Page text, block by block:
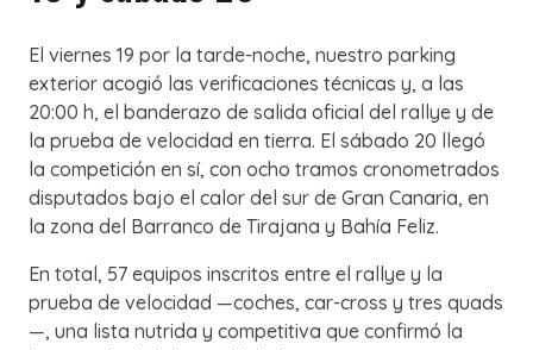
El viernes 19 por la tarde-noche, nuestro parking
exterior acogió las verificaciones técnicas y, a las
20:00 h, el banderazo de salida oficial del rallye y de
la prueba de velocidad en tierra. El sábado 20 llegó
la competición en sí, con ocho tramos cronometrados
disputados bajo el calor del sur de Gran Canaria, en
la zona del Barranco de Tirajana y Bahía Feliz.
En total, 57 equipos inscritos entre el rallye y la
prueba de velocidad —coches, car-cross y tres quads
—, una lista nutrida y competitiva que confirmó la